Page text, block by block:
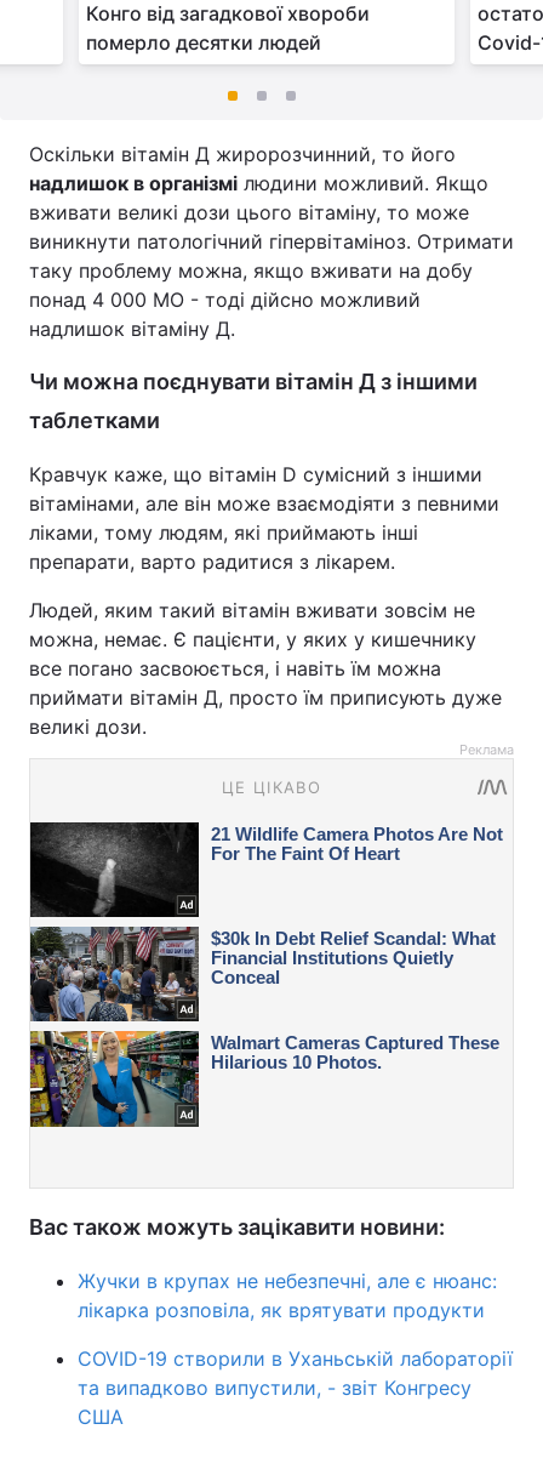
Конго від загадкової хвороби
померло десятки людей
Оскільки вітамін Д жиророзчинний, то його
надлишок в організмі людини можливий. Якщо
вживати великі дози цього вітаміну, то може
виникнути патологічний гіпервітаміноз. Отримати
таку проблему можна, якщо вживати на добу
понад 4 000 МО - тоді дійсно можливий
надлишок вітаміну Д.
Чи можна поєднувати вітамін Д з іншими
таблетками
Кравчук каже, що вітамін D сумісний з іншими
вітамінами, але він може взаємодіяти з певними
ліками, тому людям, які приймають інші
препарати, варто радитися з лікарем.
Людей, яким такий вітамін вживати зовсім не
можна, немає. Є пацієнти, у яких у кишечнику
все погано засвоюється, і навіть їм можна
приймати вітамін Д, просто їм приписують дуже
великі дози.
Реклама
Вас також можуть зацікавити новини:
Жучки в крупах не небезпечні, але є нюанс:
лікарка розповіла, як врятувати продукти
COVID-19 створили в Уханьській лабораторії
та випадково випустили, - звіт Конгресу
США